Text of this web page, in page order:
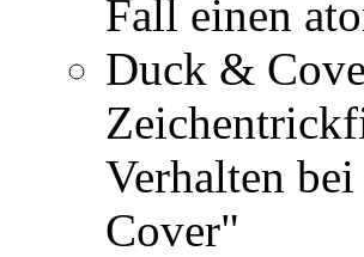
Fall einen
Duck &
Verhalten
Cover"